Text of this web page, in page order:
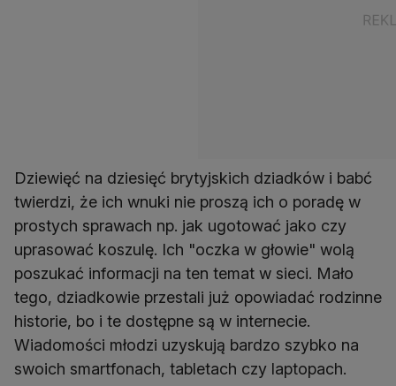
Dziewięć na dziesięć brytyjskich dziadków i babć
twierdzi, że ich wnuki nie proszą ich o poradę w
prostych sprawach np. jak ugotować jako czy
uprasować koszulę. Ich "oczka w głowie" wolą
poszukać informacji na ten temat w sieci. Mało
tego, dziadkowie przestali już opowiadać rodzinne
historie, bo i te dostępne są w internecie.
Wiadomości młodzi uzyskują bardzo szybko na
swoich smartfonach, tabletach czy laptopach.